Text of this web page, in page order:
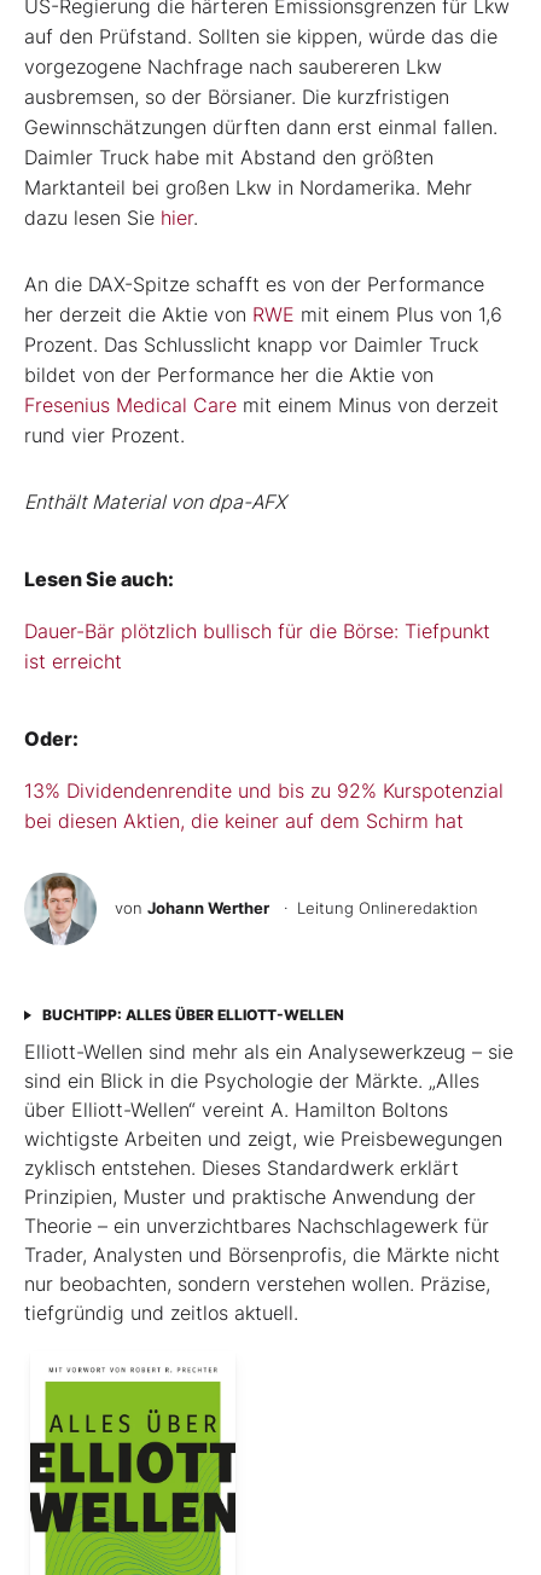
US-Regierung die härteren Emissionsgrenzen für Lkw
auf den Prüfstand. Sollten sie kippen, würde das die
vorgezogene Nachfrage nach saubereren Lkw
ausbremsen, so der Börsianer. Die kurzfristigen
Gewinnschätzungen dürften dann erst einmal fallen.
Daimler Truck habe mit Abstand den größten
Marktanteil bei großen Lkw in Nordamerika. Mehr
dazu lesen Sie hier.
An die DAX-Spitze schafft es von der Performance
her derzeit die Aktie von RWE mit einem Plus von 1,6
Prozent. Das Schlusslicht knapp vor Daimler Truck
bildet von der Performance her die Aktie von
Fresenius Medical Care mit einem Minus von derzeit
rund vier Prozent.
Enthält Material von dpa-AFX
Lesen Sie auch:
Dauer-Bär plötzlich bullisch für die Börse: Tiefpunkt
ist erreicht
Oder:
13% Dividendenrendite und bis zu 92% Kurspotenzial
bei diesen Aktien, die keiner auf dem Schirm hat
von Johann Werther · Leitung Onlineredaktion
BUCHTIPP: ALLES ÜBER ELLIOTT-WELLEN
Elliott-Wellen sind mehr als ein Analysewerkzeug – sie
sind ein Blick in die Psychologie der Märkte. „Alles
über Elliott-Wellen“ vereint A. Hamilton Boltons
wichtigste Arbeiten und zeigt, wie Preisbewegungen
zyklisch entstehen. Dieses Standardwerk erklärt
Prinzipien, Muster und praktische Anwendung der
Theorie – ein unverzichtbares Nachschlagewerk für
Trader, Analysten und Börsenprofis, die Märkte nicht
nur beobachten, sondern verstehen wollen. Präzise,
tiefgründig und zeitlos aktuell.